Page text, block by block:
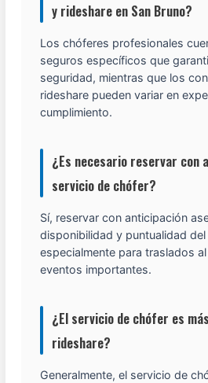
y rideshare en San Bruno?
Los chóferes profesionales
seguros específicos que
seguridad, mientras que los
rideshare pueden variar en
cumplimiento.
¿Es necesario reservar con
servicio de chófer?
Sí, reservar con anticipación
disponibilidad y puntualidad
especialmente para traslados
eventos importantes.
¿El servicio de chófer es
rideshare?
Generalmente, el servicio de